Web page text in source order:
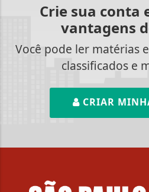
Crie sua conta
vantagens
Você pode ler matérias
classificados e
CRIAR